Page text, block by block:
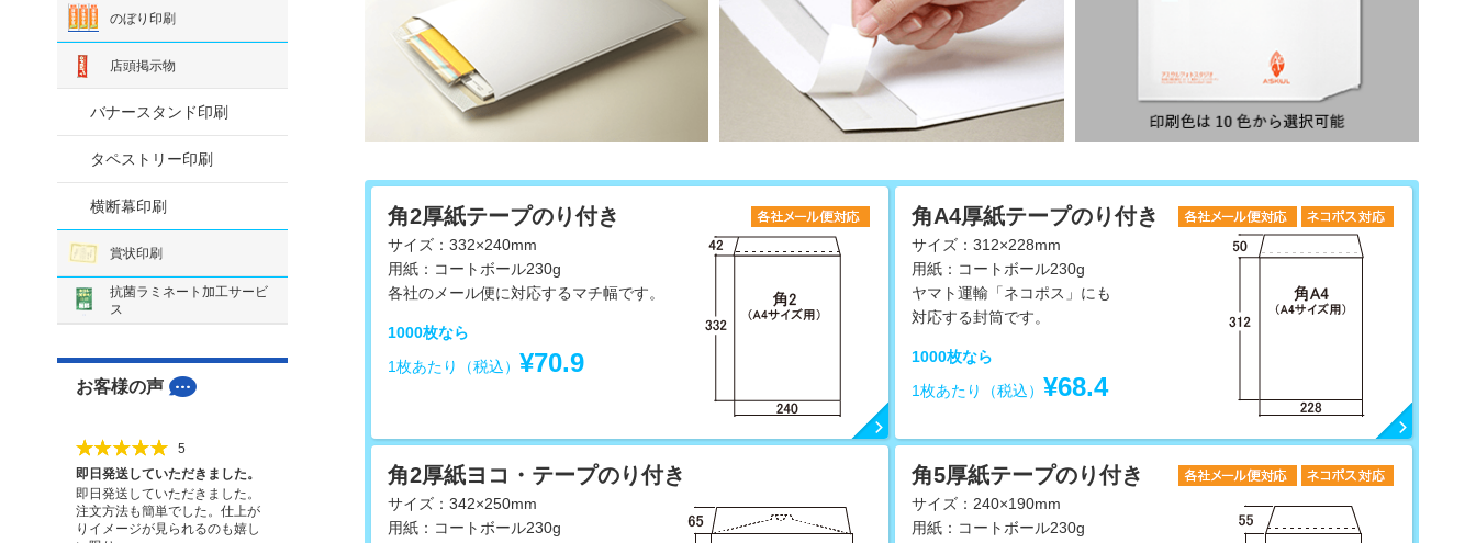
角2厚紙テープのり付き
サイズ：332×240mm
用紙：コートボール230g
各社のメール便に対応するマチ幅です。
1000枚なら
1枚あたり（税込） ¥70.9
角A4厚紙テープのり付き
サイズ：312×228mm
用紙：コートボール230g
ヤマト運輸「ネコポス」にも
対応する封筒です。
1000枚なら
1枚あたり（税込） ¥68.4
角2厚紙ヨコ・テープのり付き
サイズ：342×250mm
用紙：コートボール230g
角5厚紙テープのり付き
サイズ：240×190mm
用紙：コートボール230g
のぼり印刷
店頭掲示物
バナースタンド印刷
タペストリー印刷
横断幕印刷
賞状印刷
抗菌ラミネート加工サービ
ス
お客様の声
5
即日発送していただきました。
即日発送していただきました。
注文方法も簡単でした。仕上が
りイメージが見られるのも嬉し